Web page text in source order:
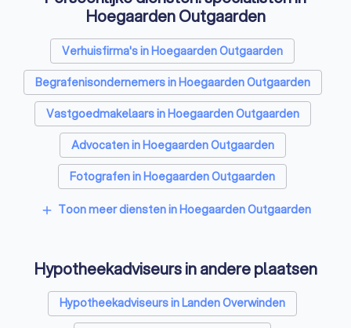
Hoegaarden Outgaarden
Verhuisfirma's in Hoegaarden Outgaarden
Begrafenisondernemers in Hoegaarden Outgaarden
Vastgoedmakelaars in Hoegaarden Outgaarden
Advocaten in Hoegaarden Outgaarden
Fotografen in Hoegaarden Outgaarden
Rijscholen in Hoegaarden Outgaarden
Architecten in Hoegaarden Outgaarden
Psychologen in Hoegaarden Outgaarden
add Toon meer diensten in Hoegaarden Outgaarden
Hypotheekadviseurs in andere plaatsen
Hypotheekadviseurs in Landen Overwinden